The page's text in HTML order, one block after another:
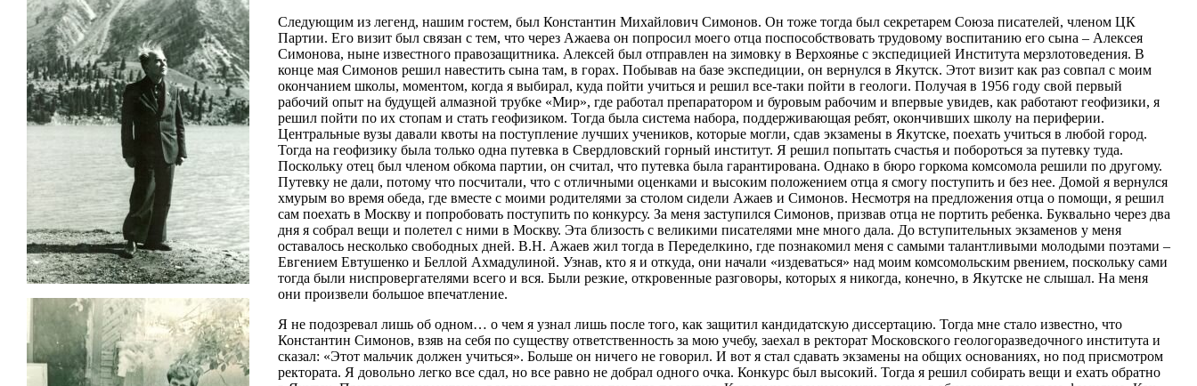
Следующим из легенд, нашим гостем, был Константин Михайлович Симонов. Он тоже тогда был секретарем Союза писателей, членом ЦК
Партии. Его визит был связан с тем, что через Ажаева он попросил моего отца поспособствовать трудовому воспитанию его сына – Алексея
Симонова, ныне известного правозащитника. Алексей был отправлен на зимовку в Верхоянье с экспедицией Института мерзлотоведения. В
конце мая Симонов решил навестить сына там, в горах. Побывав на базе экспедиции, он вернулся в Якутск. Этот визит как раз совпал с моим
окончанием школы, моментом, когда я выбирал, куда пойти учиться и решил все-таки пойти в геологи. Получая в 1956 году свой первый
рабочий опыт на будущей алмазной трубке «Мир», где работал препаратором и буровым рабочим и впервые увидев, как работают геофизики, я
решил пойти по их стопам и стать геофизиком. Тогда была система набора, поддерживающая ребят, окончивших школу на периферии.
Центральные вузы давали квоты на поступление лучших учеников, которые могли, сдав экзамены в Якутске, поехать учиться в любой город.
Тогда на геофизику была только одна путевка в Свердловский горный институт. Я решил попытать счастья и побороться за путевку туда.
Поскольку отец был членом обкома партии, он считал, что путевка была гарантирована. Однако в бюро горкома комсомола решили по другому.
Путевку не дали, потому что посчитали, что с отличными оценками и высоким положением отца я смогу поступить и без нее. Домой я вернулся
хмурым во время обеда, где вместе с моими родителями за столом сидели Ажаев и Симонов. Несмотря на предложения отца о помощи, я решил
сам поехать в Москву и попробовать поступить по конкурсу. За меня заступился Симонов, призвав отца не портить ребенка. Буквально через два
дня я собрал вещи и полетел с ними в Москву. Эта близость с великими писателями мне много дала. До вступительных экзаменов у меня
оставалось несколько свободных дней. В.Н. Ажаев жил тогда в Переделкино, где познакомил меня с самыми талантливыми молодыми поэтами –
Евгением Евтушенко и Беллой Ахмадулиной. Узнав, кто я и откуда, они начали «издеваться» над моим комсомольским рвением, поскольку сами
тогда были ниспровергателями всего и вся. Были резкие, откровенные разговоры, которых я никогда, конечно, в Якутске не слышал. На меня
они произвели большое впечатление.
Я не подозревал лишь об одном… о чем я узнал лишь после того, как защитил кандидатскую диссертацию. Тогда мне стало известно, что
Константин Симонов, взяв на себя по существу ответственность за мою учебу, заехал в ректорат Московского геологоразведочного института и
сказал: «Этот мальчик должен учиться». Больше он ничего не говорил. И вот я стал сдавать экзамены на общих основаниях, но под присмотром
ректората. Я довольно легко все сдал, но все равно не добрал одного очка. Конкурс был высокий. Тогда я решил собирать вещи и ехать обратно